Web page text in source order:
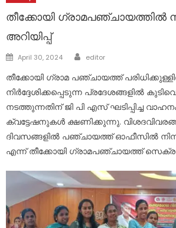
തീക്കോയി ഗ്രാമപഞ്ചായത്തിൽ
അറിയിപ്പ്
Posted
April 30, 2024 Author
editor
തീക്കോയി ഗ്രാമ പഞ്ചായത്ത്
നിർദ്ദേശിക്കപ്പെടുന്ന പ്രദേശങ്ങളിൽ
നടത്തുന്നതിന് ജി പി എസ് ഘടിപ്പിച്ച
ക്വട്ടേഷനുകൾ ക്ഷണിക്കുന്നു.
ദിവസങ്ങളിൽ പഞ്ചായത്ത് ഓഫീസിൽ
എന്ന് തീക്കോയി ഗ്രാമപഞ്ചായത്ത്